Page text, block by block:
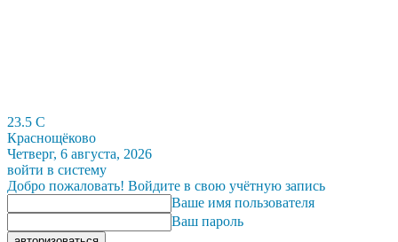
23.5 C
Краснощёково
Четверг, 6 августа, 2026
войти в систему
Добро пожаловать! Войдите в свою учётную запись
Ваше имя пользователя
Ваш пароль